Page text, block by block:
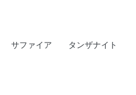
サファイア タンザナイト